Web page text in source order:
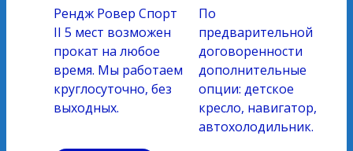
Рендж Ровер Спорт
II 5 мест возможен
прокат на любое
время. Мы работаем
круглосуточно, без
выходных.
По
предварительной
договоренности
дополнительные
опции: детское
кресло, навигатор,
автохолодильник.